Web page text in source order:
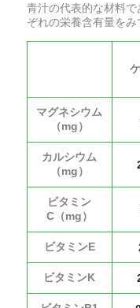
青汁の代表的な材料
ぞれの栄養含有量をみ
マグネシウム
（mg）
カルシウム
（mg）
ビタミン
C（mg）
ビタミンE
ビタミンK